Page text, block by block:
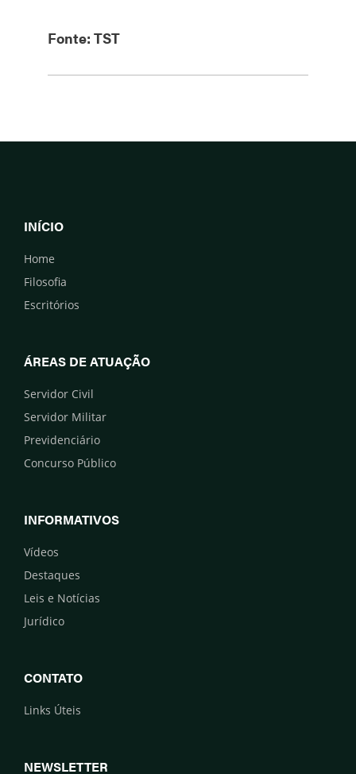
Fonte: TST
INÍCIO
Home
Filosofia
Escritórios
ÁREAS DE ATUAÇÃO
Servidor Civil
Servidor Militar
Previdenciário
Concurso Público
INFORMATIVOS
Vídeos
Destaques
Leis e Notícias
Jurídico
CONTATO
Links Úteis
NEWSLETTER